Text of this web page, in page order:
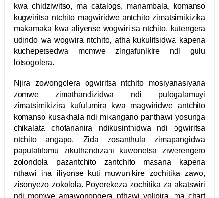
kwa chidziwitso, ma catalogs, manambala, komanso
kugwiritsa ntchito magwiridwe antchito zimatsimikizika
makamaka kwa aliyense wogwiritsa ntchito, kutengera
udindo wa wogwira ntchito, atha kukulitsidwa kapena
kuchepetsedwa momwe zingafunikire ndi gulu
lotsogolera.
Njira zowongolera ogwiritsa ntchito mosiyanasiyana
zomwe zimathandizidwa ndi pulogalamuyi
zimatsimikizira kufulumira kwa magwiridwe antchito
komanso kusakhala ndi mikangano panthawi yosunga
chikalata chofananira ndikusinthidwa ndi ogwiritsa
ntchito angapo. Zida zosanthula zimapangidwa
papulatifomu zikuthandizani kuwonetsa ziwerengero
zolondola pazantchito zantchito masana kapena
nthawi ina iliyonse kuti muwunikire zochitika zawo,
zisonyezo zokolola. Poyerekeza zochitika za akatswiri
ndi momwe amawonongera nthawi yolipira, ma chart